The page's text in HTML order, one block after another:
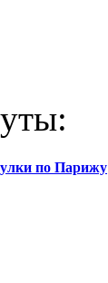
по Парижу